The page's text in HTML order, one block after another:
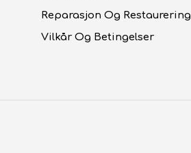
Reparasjon Og Restaurering
Vilkår Og Betingelser